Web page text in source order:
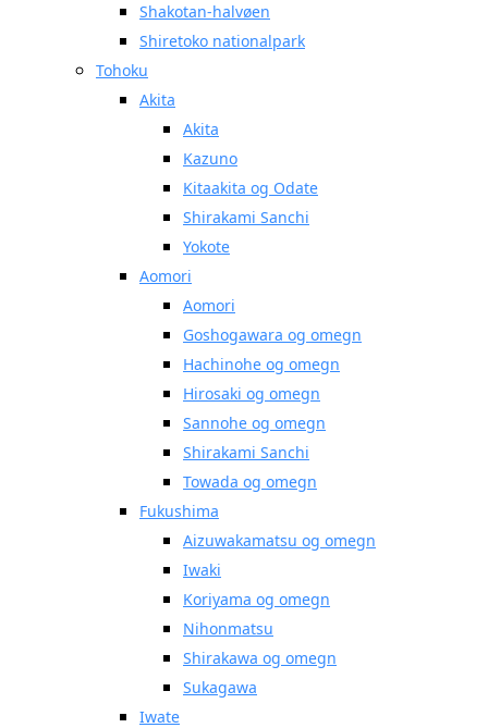
Shakotan-halvøen
Shiretoko nationalpark
Tohoku
Akita
Akita
Kazuno
Kitaakita og Odate
Shirakami Sanchi
Yokote
Aomori
Aomori
Goshogawara og omegn
Hachinohe og omegn
Hirosaki og omegn
Sannohe og omegn
Shirakami Sanchi
Towada og omegn
Fukushima
Aizuwakamatsu og omegn
Iwaki
Koriyama og omegn
Nihonmatsu
Shirakawa og omegn
Sukagawa
Iwate